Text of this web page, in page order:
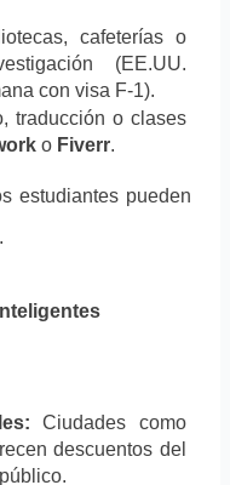
cafeterías o
(EE.UU.
con visa F-1).
traducción o clases
o Fiverr.
estudiantes pueden
.
Ciudades como
descuentos del